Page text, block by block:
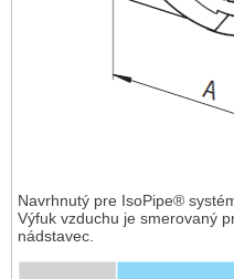
Navrhnutý pre IsoPipe®
Výfuk vzduchu je smerovaný
nádstavec.